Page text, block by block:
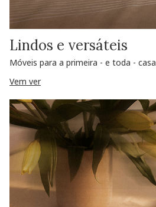
Lindos e versáteis
Móveis para a primeira - e toda - casa
Vem ver